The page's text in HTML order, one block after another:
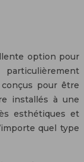
option pour
pour être
installés à une
esthétiques et
quel type